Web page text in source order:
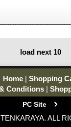
load next 10
Home | Shopping
Conditions |
PC Site
ALL